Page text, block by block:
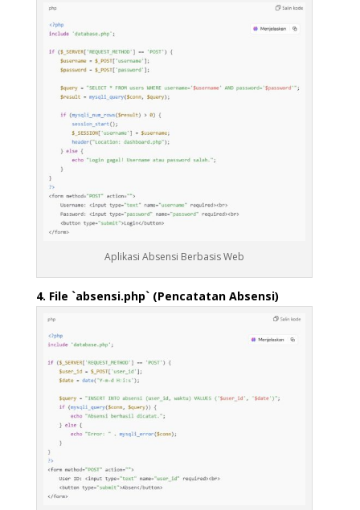
Aplikasi Absensi Berbasis Web
4. File `absensi.php` (Pencatatan Absensi)